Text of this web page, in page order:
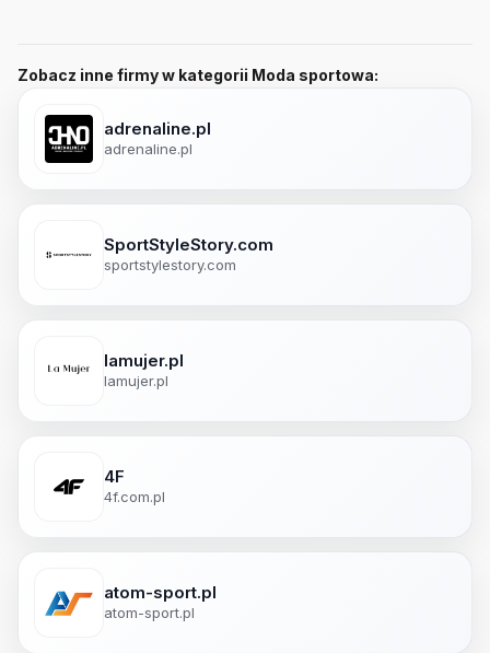
Zobacz inne firmy w kategorii Moda sportowa:
adrenaline.pl
adrenaline.pl
SportStyleStory.com
sportstylestory.com
lamujer.pl
lamujer.pl
4F
4f.com.pl
atom-sport.pl
atom-sport.pl